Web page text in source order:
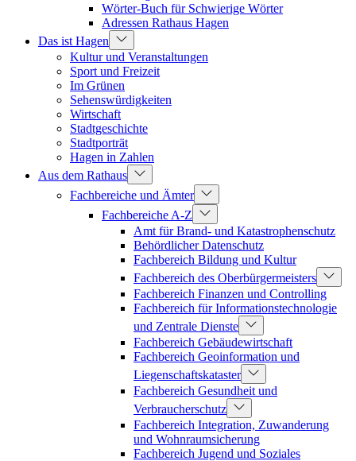
Wörter-Buch für Schwierige Wörter
Adressen Rathaus Hagen
Das ist Hagen
Kultur und Veranstaltungen
Sport und Freizeit
Im Grünen
Sehenswürdigkeiten
Wirtschaft
Stadtgeschichte
Stadtporträt
Hagen in Zahlen
Aus dem Rathaus
Fachbereiche und Ämter
Fachbereiche A-Z
Amt für Brand- und Katastrophenschutz
Behördlicher Datenschutz
Fachbereich Bildung und Kultur
Fachbereich des Oberbürgermeisters
Fachbereich Finanzen und Controlling
Fachbereich für Informationstechnologie
und Zentrale Dienste
Fachbereich Gebäudewirtschaft
Fachbereich Geoinformation und
Liegenschaftskataster
Fachbereich Gesundheit und
Verbraucherschutz
Fachbereich Integration, Zuwanderung
und Wohnraumsicherung
Fachbereich Jugend und Soziales